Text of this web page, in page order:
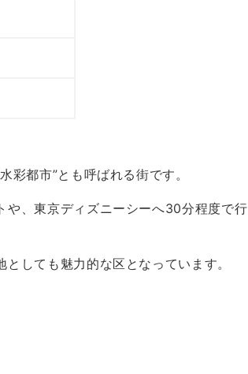
彩都市”とも呼ばれる街です。
や、東京ディズニーシーへ30分程度で行
しても魅力的な区となっています。